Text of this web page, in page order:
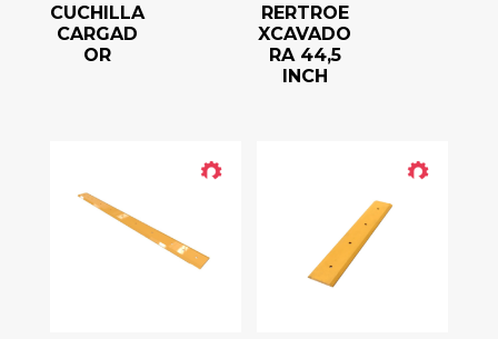
CUCHILLA
CARGAD
OR
RERTROE
XCAVADO
RA 44,5
INCH